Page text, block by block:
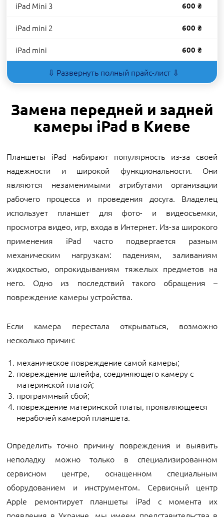
iPad Mini 3 600 ₴
iPad mini 2 600 ₴
iPad mini 600 ₴
⇩ Развернуть полный прайс-лист ⇩
Замена передней и задней
камеры iPad в Киеве
Планшеты iPad набирают популярность из-за своей
надежности и широкой функциональности. Они
являются незаменимыми атрибутами организации
рабочего процесса и проведения досуга. Владелец
использует планшет для фото- и видеосъемки,
просмотра видео, игр, входа в Интернет. Из-за широкого
применения iPad часто подвергается разным
механическим нагрузкам: падениям, заливаниям
жидкостью, опрокидываниям тяжелых предметов на
него. Одно из последствий такого обращения –
повреждение камеры устройства.
Если камера перестала открываться, возможно
несколько причин:
механическое повреждение самой камеры;
повреждение шлейфа, соединяющего камеру с
материнской платой;
программный сбой;
повреждение материнской платы, проявляющееся
нерабочей камерой планшета.
Определить точно причину повреждения и выявить
неполадку можно только в специализированном
сервисном центре, оснащенном специальным
оборудованием и инструментом. Сервисный центр
Apple ремонтирует планшеты iPad с момента их